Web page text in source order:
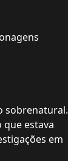
sobrenatural.
estava
em